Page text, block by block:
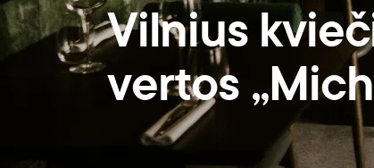
Vilnius
vertos